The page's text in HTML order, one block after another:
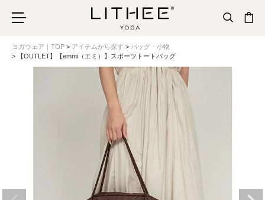
ヨガウェア｜TOP アイテムから探す
バッグ・小物
【OUTLET】【emmi（エミ）】スポーツトートバッグ